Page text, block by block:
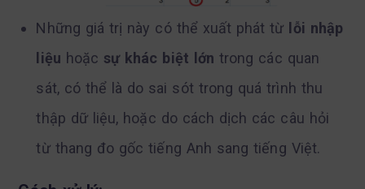
Những giá trị này có thể xuất phát từ
lỗi nhập
liệu hoặc sự khác biệt lớn trong các quan
sát, có thể là do sai sót trong quá trình thu
thập dữ liệu, hoặc do cách dịch các câu hỏi
từ thang đo gốc tiếng Anh sang tiếng Việt.